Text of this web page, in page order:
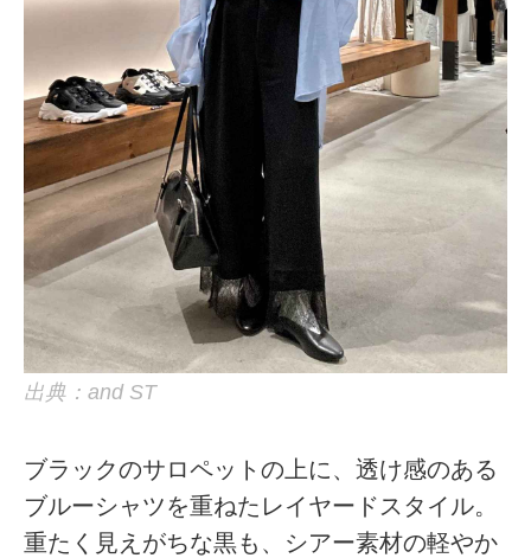
出典：and ST
ブラックのサロペットの上に、透け感のある
ブルーシャツを重ねたレイヤードスタイル。
重たく見えがちな黒も、シアー素材の軽やか